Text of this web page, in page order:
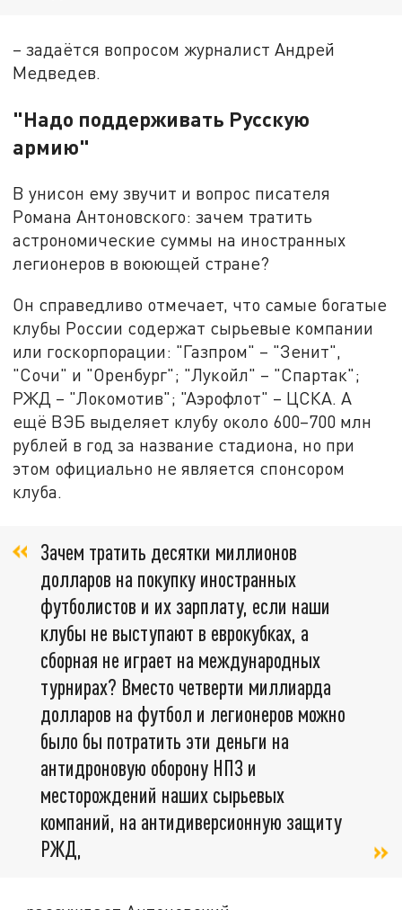
– задаётся вопросом журналист Андрей
Медведев.
"Надо поддерживать Русскую
армию"
В унисон ему звучит и вопрос писателя
Романа Антоновского: зачем тратить
астрономические суммы на иностранных
легионеров в воюющей стране?
Он справедливо отмечает, что самые богатые
клубы России содержат сырьевые компании
или госкорпорации: "Газпром" – "Зенит",
"Сочи" и "Оренбург"; "Лукойл" – "Спартак";
РЖД – "Локомотив"; "Аэрофлот" – ЦСКА. А
ещё ВЭБ выделяет клубу около 600–700 млн
рублей в год за название стадиона, но при
этом официально не является спонсором
клуба.
Зачем тратить десятки миллионов
долларов на покупку иностранных
футболистов и их зарплату, если наши
клубы не выступают в еврокубках, а
сборная не играет на международных
турнирах? Вместо четверти миллиарда
долларов на футбол и легионеров можно
было бы потратить эти деньги на
антидроновую оборону НПЗ и
месторождений наших сырьевых
компаний, на антидиверсионную защиту
РЖД,